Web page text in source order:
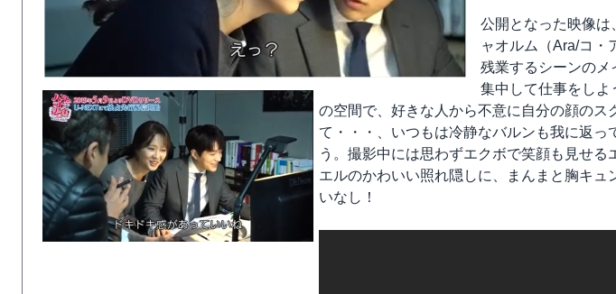
公開となった映像は
ャオルム（Ara/コ・
残業するシーンのメ
集中して仕事をしよ
の空間で、好きな人から不意に自分の顔のス
て・・・、いつもは冷静なバルンも我に返っ
う。撮影中には思わずエクボで笑顔も見せる
エルのかわいい照れ隠しに、まんまと胸キュ
いなし！